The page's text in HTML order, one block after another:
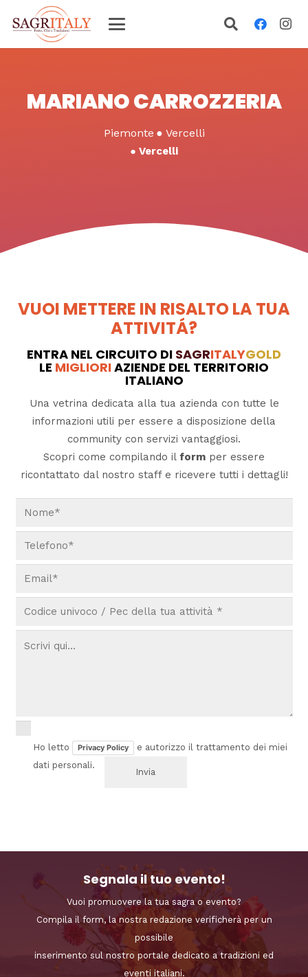
MARIANO CARROZZERIA
Piemonte ● Vercelli
● Vercelli
VUOI METTERE IN RISALTO LA TUA
ATTIVITÁ?
ENTRA NEL CIRCUITO DI SAGRITALYGOLD
LE MIGLIORIAZIENDE DEL TERRITORIO
ITALIANO
Una vetrina dedicata alla tua azienda con tutte le
informazioni utili per essere a disposizione della
community con servizi vantaggiosi.
Scopri come compilando il form per essere
ricontattato dal nostro staff e ricevere tutti i dettagli!
Ho letto Privacy Policy
e autorizzo il trattamento dei miei
dati personali.
Segnala il tuo evento!
Vuoi promuovere la tua sagra o evento?
Compila il form, la nostra redazione verificherà per un
possibile
inserimento sul nostro portale dedicato a tradizioni ed
eventi italiani.